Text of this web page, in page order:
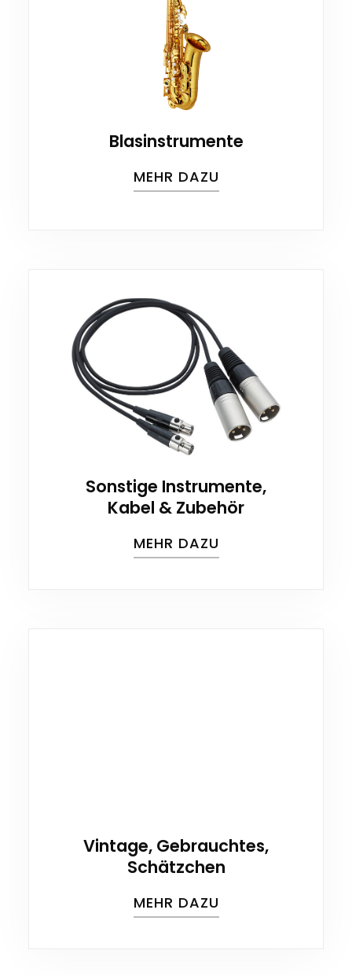
Blasinstrumente
MEHR DAZU
Sonstige Instrumente,
Kabel & Zubehör
MEHR DAZU
Vintage, Gebrauchtes,
Schätzchen
MEHR DAZU